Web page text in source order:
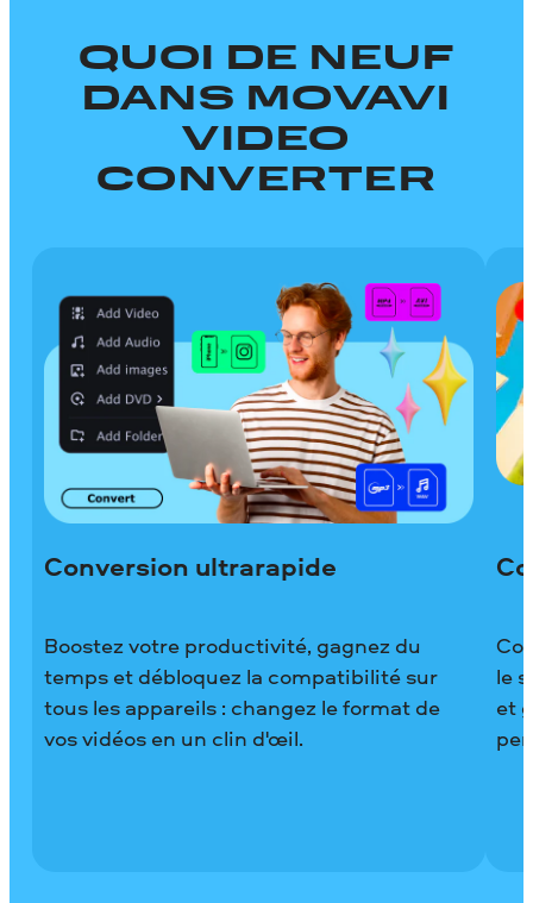
QUOI DE NEUF
DANS MOVAVI
VIDEO
CONVERTER
Conversion ultrarapide
Boostez votre productivité, gagnez du
temps et débloquez la compatibilité sur
tous les appareils : changez le format de
vos vidéos en un clin d'œil.
le
et